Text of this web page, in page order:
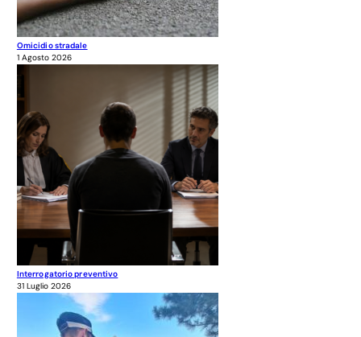
Omicidio stradale
1 Agosto 2026
Interrogatorio preventivo
31 Luglio 2026